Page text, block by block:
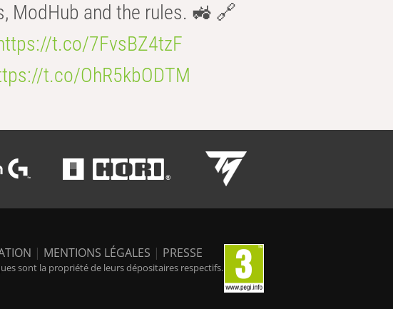
ModHub and the rules. 🚜 🔗
t.co/7FvsBZ4tzF
t.co/OhR5kbODTM
| MENTIONS LÉGALES | PRESSE
sont la propriété de leurs dépositaires respectifs.